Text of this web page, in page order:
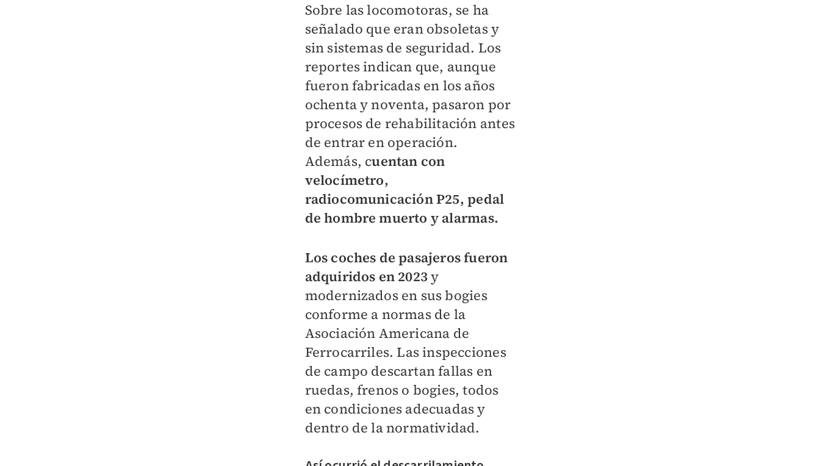
Sobre las locomotoras, se ha
señalado que eran obsoletas y
sin sistemas de seguridad. Los
reportes indican que, aunque
fueron fabricadas en los años
ochenta y noventa, pasaron por
procesos de rehabilitación antes
de entrar en operación.
Además, cuentan con
velocímetro,
radiocomunicación P25, pedal
de hombre muerto y alarmas.
Los coches de pasajeros fueron
adquiridos en 2023 y
modernizados en sus bogies
conforme a normas de la
Asociación Americana de
Ferrocarriles. Las inspecciones
de campo descartan fallas en
ruedas, frenos o bogies, todos
en condiciones adecuadas y
dentro de la normatividad.